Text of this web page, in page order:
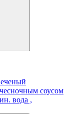
соусом
вода ,